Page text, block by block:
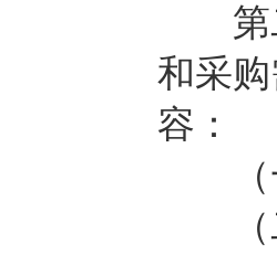
第二
和采
容：
（一
（二